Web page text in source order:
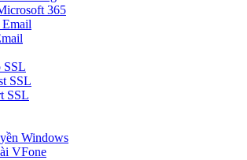
365
SSL
SSL
SSL
Windows
VFone